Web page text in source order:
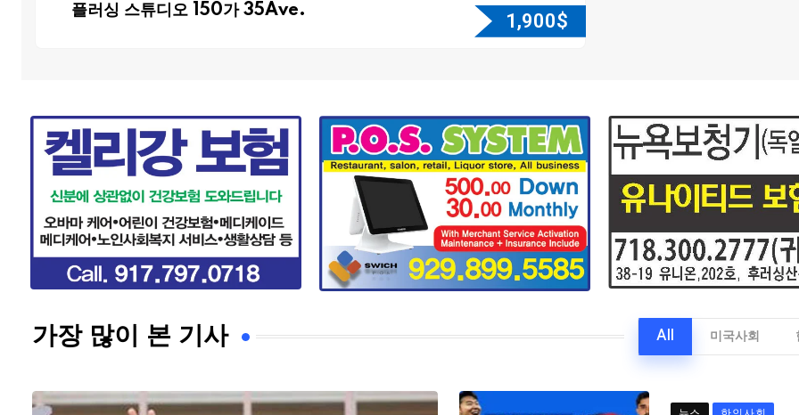
플러싱 스튜디오 150가 35Ave. 1,900$
가장 많이 본 기사 All 미국사회